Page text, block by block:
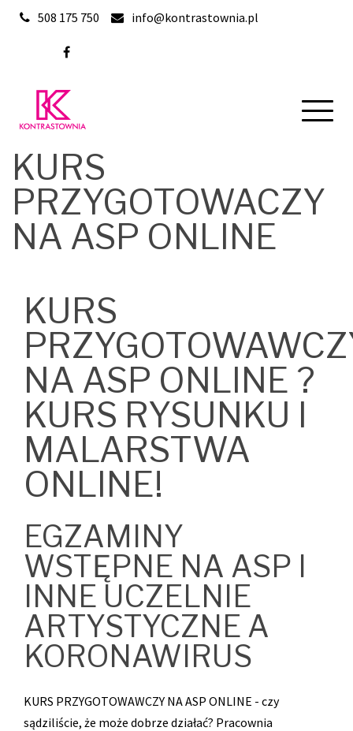
Skip
508 175 750 info@kontrastownia.pl
KURS
PRZYGOTOWACZY
NA ASP ONLINE
KURS
NA ASP ONLINE ?
KURS RYSUNKU I
MALARSTWA
ONLINE!
EGZAMINY
WSTĘPNE NA ASP I
INNE UCZELNIE
ARTYSTYCZNE A
KORONAWIRUS
KURS PRZYGOTOWAWCZY NA ASP ONLINE - czy
sądziliście, że może dobrze działać? Pracownia